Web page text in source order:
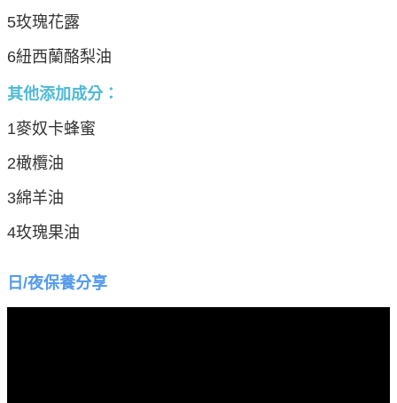
5玫瑰花露
6紐西蘭酪梨油
其他添加成分：
1麥奴卡蜂蜜
2橄欖油
3綿羊油
4玫瑰果油
日/夜保養分享